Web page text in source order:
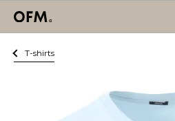
T-shirts